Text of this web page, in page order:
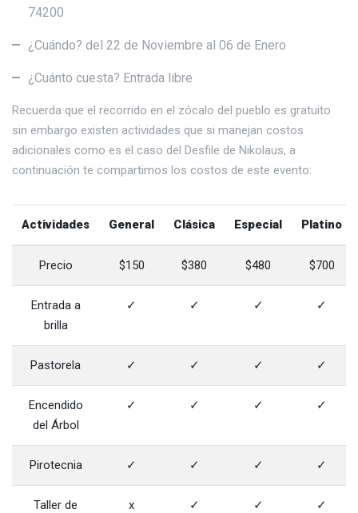
74200
¿Cuándo? del 22 de Noviembre al 06 de Enero
¿Cuánto cuesta? Entrada libre
Recuerda que el recorrido en el zócalo del pueblo es gratuito
sin embargo existen actividades que si manejan costos
adicionales como es el caso del Desfile de Nikolaus, a
continuación te compartimos los costos de este evento:
Actividades General Clásica Especial Platino
Precio $150 $380 $480 $700
Entrada a
brilla
✓ ✓ ✓ ✓
Pastorela ✓ ✓ ✓ ✓
Encendido
del Árbol
✓ ✓ ✓ ✓
Pirotecnia ✓ ✓ ✓ ✓
Taller de
x ✓ ✓ ✓